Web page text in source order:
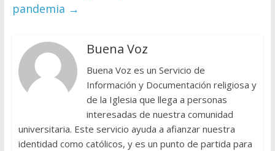
pandemia →
Buena Voz
Buena Voz es un Servicio de
Información y Documentación religiosa y
de la Iglesia que llega a personas
interesadas de nuestra comunidad
universitaria. Este servicio ayuda a afianzar nuestra
identidad como católicos, y es un punto de partida para